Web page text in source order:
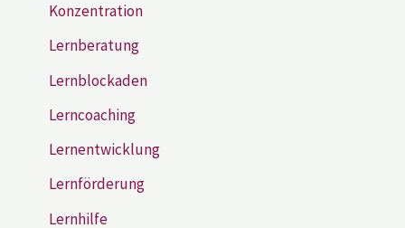
Konzentration
Lernberatung
Lernblockaden
Lerncoaching
Lernentwicklung
Lernförderung
Lernhilfe